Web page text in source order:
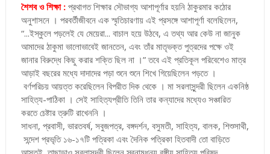
শৈশব ও শিক্ষা : প্রথাগত শিক্ষার সৌভাগ্য আশাপূর্ণার হয়নি ঠাকুরমার কঠোর
অনুশাসনে । পরবর্তীজীবনে এক স্মৃতিচারণায় এই প্রসঙ্গে আশাপূর্ণা বলেছিলেন,
“...ইস্কুলে পড়লেই যে মেয়েরা... বাচাল হয়ে উঠবে, এ তথ্য আর কেউ না জানুক
আমাদের ঠাকুমা ভালোভাবেই জানতেন, এবং তাঁর মাতৃভক্ত পুত্রদের পক্ষে ওই
জানার বিরুদ্ধে কিছু করার শক্তি ছিল না ।” তবে এই প্রতিকূল পরিবেশেও মাত্র
আড়াই বছরের মধ্যে দাদাদের পড়া শুনে শুনে শিখে গিয়েছিলেন পড়তে ।
বর্ণপরিচয় আয়ত্ত করেছিলেন বিপরীত দিক থেকে । মা সরলাসুন্দরী ছিলেন একনিষ্ঠ
সাহিত্য-পাঠিকা । সেই সাহিত্যপ্রীতি তিনি তার কন্যাদের মধ্যেও সঞ্চারিত
করতে চেষ্টার ত্রুটি রাখেননি ।
সাধনা, প্রবাসী, ভারতবর্ষ, সবুজপত্র, বঙ্গদর্শন, বসুমতী, সাহিত্য, বালক, শিশুসাথী,
সন্দেশ প্রভৃতি ১৬-১৭টি পত্রিকা এবং দৈনিক পত্রিকা হিতবাদী তো বাড়িতে